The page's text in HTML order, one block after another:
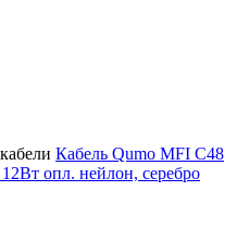
Кабель Qumo MFI С48
опл. нейлон, серебро